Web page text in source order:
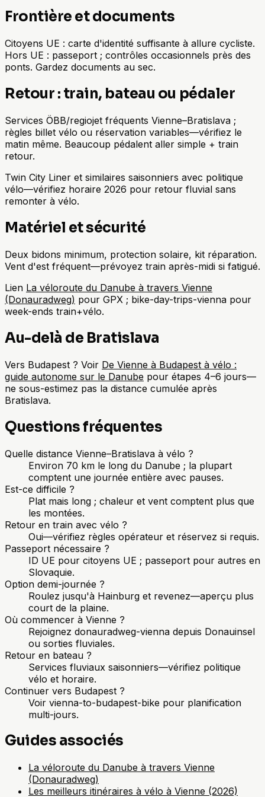
Frontière et documents
Citoyens UE : carte d'identité suffisante à allure cycliste.
Hors UE : passeport ; contrôles occasionnels près des
ponts. Gardez documents au sec.
Retour : train, bateau ou pédaler
Services ÖBB/regiojet fréquents Vienne–Bratislava ;
règles billet vélo ou réservation variables—vérifiez le
matin même. Beaucoup pédalent aller simple + train
retour.
Twin City Liner et similaires saisonniers avec politique
vélo—vérifiez horaire 2026 pour retour fluvial sans
remonter à vélo.
Matériel et sécurité
Deux bidons minimum, protection solaire, kit réparation.
Vent d'est fréquent—prévoyez train après-midi si fatigué.
Lien La véloroute du Danube à travers Vienne
(Donauradweg) pour GPX ; bike-day-trips-vienna pour
week-ends train+vélo.
Au-delà de Bratislava
Vers Budapest ? Voir De Vienne à Budapest à vélo :
guide autonome sur le Danube pour étapes 4–6 jours—
ne sous-estimez pas la distance cumulée après
Bratislava.
Questions fréquentes
Quelle distance Vienne–Bratislava à vélo ?
Environ 70 km le long du Danube ; la plupart
comptent une journée entière avec pauses.
Est-ce difficile ?
Plat mais long ; chaleur et vent comptent plus que
les montées.
Retour en train avec vélo ?
Oui—vérifiez règles opérateur et réservez si requis.
Passeport nécessaire ?
ID UE pour citoyens UE ; passeport pour autres en
Slovaquie.
Option demi-journée ?
Roulez jusqu'à Hainburg et revenez—aperçu plus
court de la plaine.
Où commencer à Vienne ?
Rejoignez donauradweg-vienna depuis Donauinsel
ou sorties fluviales.
Retour en bateau ?
Services fluviaux saisonniers—vérifiez politique
vélo et horaire.
Continuer vers Budapest ?
Voir vienna-to-budapest-bike pour planification
multi-jours.
Guides associés
La véloroute du Danube à travers Vienne
(Donauradweg)
Les meilleurs itinéraires à vélo à Vienne (2026)